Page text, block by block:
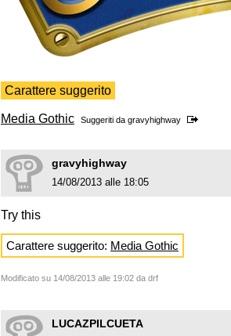
Carattere suggerito
Media Gothic Suggeriti da gravyhighway
gravyhighway
14/08/2013 alle 18:05
Try this
Carattere suggerito: Media Gothic
Modificato su 14/08/2013 alle 19:02 da drf
LUCAZPILCUETA